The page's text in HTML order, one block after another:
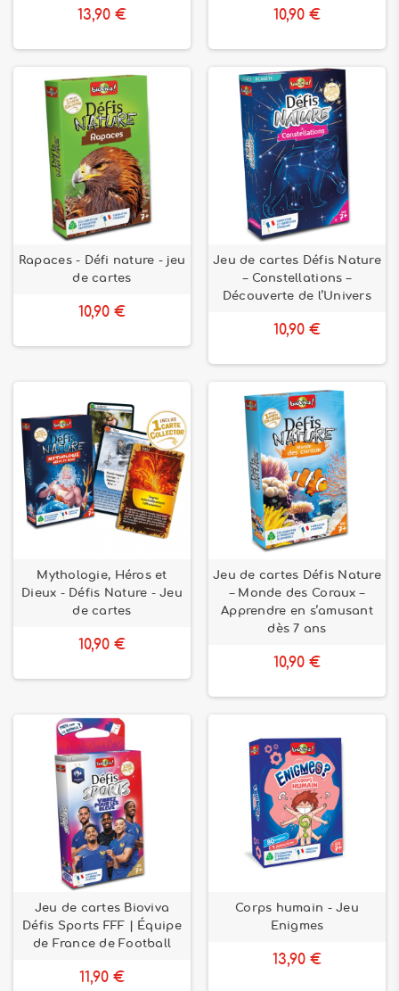
13,90 € 10,90 €
Rapaces - Défi nature - jeu
de cartes
10,90 €
Jeu de cartes Défis Nature
– Constellations –
Découverte de l’Univers
10,90 €
Mythologie, Héros et
Dieux - Défis Nature - Jeu
de cartes
10,90 €
Jeu de cartes Défis Nature
– Monde des Coraux –
Apprendre en s’amusant
dès 7 ans
10,90 €
Jeu de cartes Bioviva
Défis Sports FFF | Équipe
de France de Football
11,90 €
Corps humain - Jeu
Enigmes
13,90 €